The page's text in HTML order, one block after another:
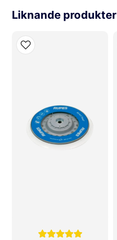
email
Mejladress
Liknande produkter